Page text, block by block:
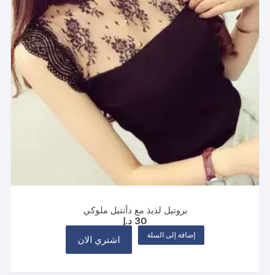
بروتيل لذيذ مع دآنتيل ملوكي
30 د.إ
إضافة إلى السلة اشتري الان